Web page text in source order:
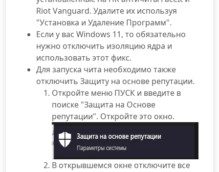
Riot Vanguard. Удалите их используя
"Установка и Удаление Программ".
Если у вас Windows 11, то обязательно
нужно отключить изоляцию ядра и
использовать этот фикс.
Для запуска чита необходимо также
отключить Защиту на основе репутации.
Откройте меню ПУСК и введите в
поиске "Защита на Основе
репутации". Откройте это окно.
В открывшемся окне отключите все